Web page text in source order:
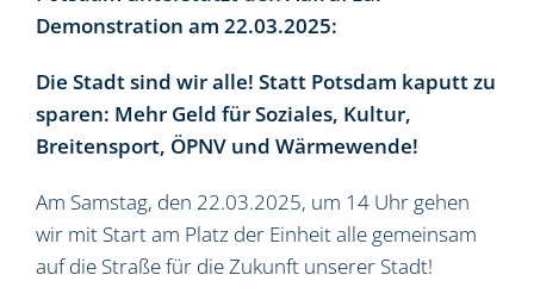
Demonstration am 22.03.2025:
Die Stadt sind wir alle! Statt Potsdam kaputt zu
sparen: Mehr Geld für Soziales, Kultur,
Breitensport, ÖPNV und Wärmewende!
Am Samstag, den 22.03.2025, um 14 Uhr gehen
wir mit Start am Platz der Einheit alle gemeinsam
auf die Straße für die Zukunft unserer Stadt!